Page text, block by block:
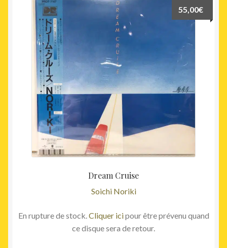
Dream Cruise
Soichi Noriki
55,00€
En rupture de stock. Cliquer icipour être prévenu quand
ce disque sera de retour.